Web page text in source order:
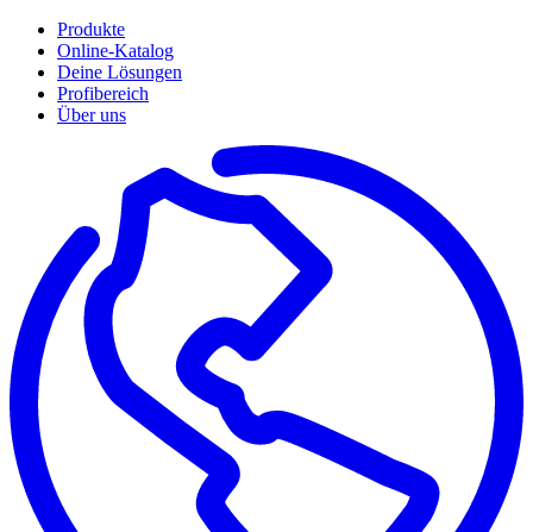
Produkte
Online-Katalog
Deine Lösungen
Profibereich
Über uns